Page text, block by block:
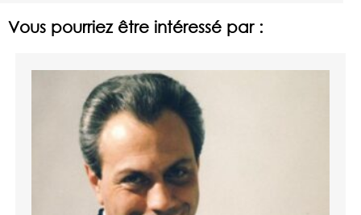
Vous pourriez être intéressé par :